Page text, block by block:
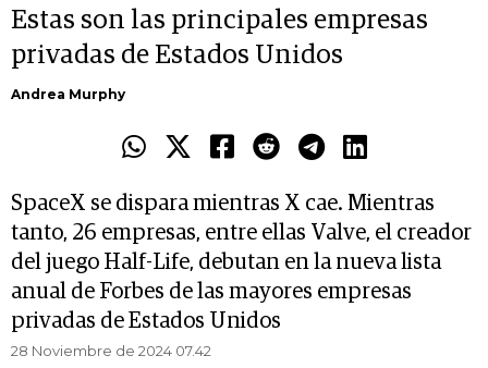
Estas son las principales empresas
privadas de Estados Unidos
Andrea Murphy
SpaceX se dispara mientras X cae. Mientras
tanto, 26 empresas, entre ellas Valve, el creador
del juego Half-Life, debutan en la nueva lista
anual de Forbes de las mayores empresas
privadas de Estados Unidos
28 Noviembre de 2024 07.42